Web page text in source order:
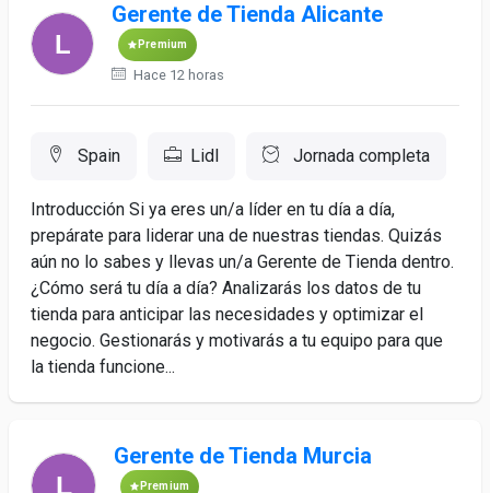
Gerente de Tienda Alicante
Premium
Hace 12 horas
Spain Lidl Jornada completa
Introducción Si ya eres un/a líder en tu día a día,
prepárate para liderar una de nuestras tiendas. Quizás
aún no lo sabes y llevas un/a Gerente de Tienda dentro.
¿Cómo será tu día a día? Analizarás los datos de tu
tienda para anticipar las necesidades y optimizar el
negocio. Gestionarás y motivarás a tu equipo para que
la tienda funcione...
Gerente de Tienda Murcia
Premium